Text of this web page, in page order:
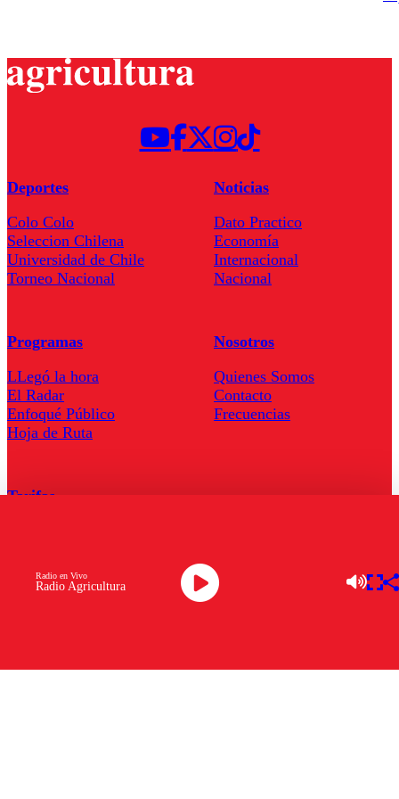
Radio Agricultura
Radio en Vivo
Deportes
Colo Colo
Seleccion Chilena
Universidad de Chile
Torneo Nacional
Noticias
Dato Practico
Economía
Internacional
Nacional
Programas
LLegó la hora
El Radar
Enfoqué Público
Hoja de Ruta
Nosotros
Quienes Somos
Contacto
Frecuencias
Tarifas
Descarga la APP